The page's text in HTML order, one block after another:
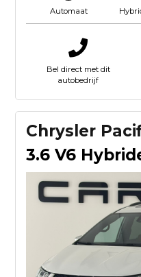
Automaat
Bel direct met dit
autobedrijf
Chrysler
3.6 V6